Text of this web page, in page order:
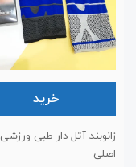
خرید
زانوبند آتل دار طبی ورزشی
اصلی